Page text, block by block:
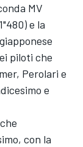
MV
e la
piloti che
Perolari e
e
con la